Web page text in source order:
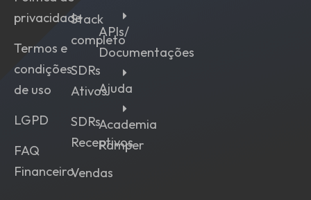
privacidade
Termos e
condições
de uso
LGPD
FAQ
Financeiro
Stack
completo
SDRs
Ativos
SDRs
Receptivos
Vendas
APIs/
Documentações
Ajuda
Academia
Ramper